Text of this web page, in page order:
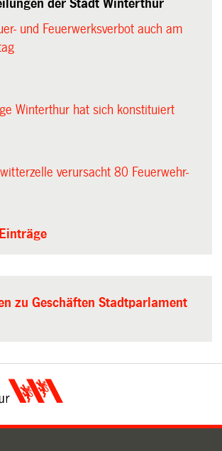
der Stadt Winterthur
und Feuerwerksverbot auch am
Winterthur hat sich konstituiert
verursacht 80 Feuerwehr-
zu Geschäften Stadtparlament